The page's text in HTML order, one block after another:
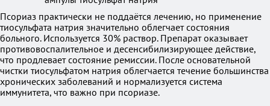
Псориаз практически не поддаётся лечению, но применение
тиосульфата натрия значительно облегчает состояния
больного. Используется 30% раствор. Препарат оказывает
противовоспалительное и десенсибилизирующее действие,
что продлевает состояние ремиссии. После основательной
чистки тиосульфатом натрия облегчается течение большинства
хронических заболеваний и нормализуется система
иммунитета, что важно при псориазе.